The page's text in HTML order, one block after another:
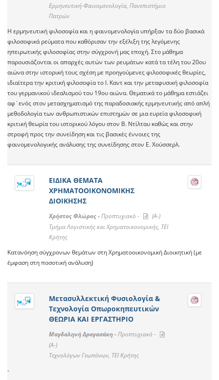
Ερμηνευτική-Φαινομενολογία, Πανεπιστήμιο
Πατρών
Η ερμηνευτική φιλοσοφία και η φαινομενολογία υπήρξαν τα δύο βασικά
φιλοσοφικά ρεύματα που καθόρισαν την εξέλιξη της λεγόμενης
ηπειρωτικής φιλοσοφίας στην σύγχρονή μας εποχή. Στο μάθημα
παρουσιάζονται οι απαρχές αυτών των ρευμάτων κατά τα τέλη του 20ου
αιώνα στην ιστορική τους σχέση με προηγούμενες φιλοσοφικές θεωρίες,
ιδιαίτερα την κριτική φιλοσοφία το Ι. Καντ και την μεταφυσική φιλοσοφία
του γερμανικού ιδεαλισμού του 19ου αιώνα. Θεματικά το μάθημα εστιάζει
αφ΄ενός στον μετασχηματισμό της παραδοσιακής ερμηνευτικής από απλή
μεθοδολογία των ανθρωπιστικών επιστημών σε μια ευρεία φιλοσοφική
κριτική θεωρία του ιστορικού λόγου στον Β. Ντίλταυ καθώς και στην
στροφή προς την συνείδηση και τις βασικές έννοιες της
φαινομενολογικής ανάλυσης της συνείδησης στον Ε. Χούσσερλ.
ΕΙΔΙΚΑ ΘΕΜΑΤΑ
ΧΡΗΜΑΤΟΟΙΚΟΝΟΜΙΚΗΣ
ΔΙΟΙΚΗΣΗΣ
Χρήστος Φλώρος -Προπτυχιακό -
(A-)
Τμήμα Λογιστικής και Χρηματοικονομικής, ΤΕΙ
Κρήτης
Κατανόηση σύγχρονων θεμάτων στη Χρηματοοικονομική Διοικητική (με
έμφαση στη ποσοτική ανάλυση)
Μετασυλλεκτική Φυσιολογία &
Τεχνολογία Οπωροκηπευτικών
ΘΕΩΡΙΑ ΚΑΙ ΕΡΓΑΣΤΗΡΙΟ
Μαγδαληνή Δραγασάκη -Προπτυχιακό -
(A-)
Τεχνολόγων Γεωπόνων, ΤΕΙ Κρήτης
-